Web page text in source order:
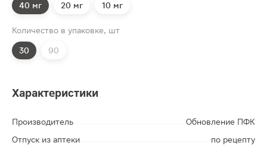
40 мг 20 мг 10 мг
Количество в упаковке, шт
30 90
Характеристики
Производитель
Обновление ПФК
Отпуск из аптеки
по рецепту